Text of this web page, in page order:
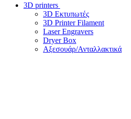
3D printers
3D Εκτυπωτές
3D Printer Filament
Laser Engravers
Dryer Box
Αξεσουάρ/Ανταλλακτικά